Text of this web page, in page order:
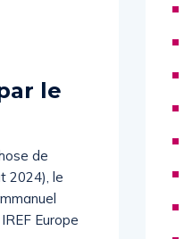
le
de
2024), le
Europe